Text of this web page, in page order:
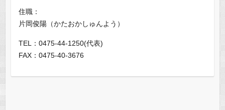
住職：
片岡俊陽（かたおかしゅんよう）
TEL：0475-44-1250(代表)
FAX：0475-40-3676